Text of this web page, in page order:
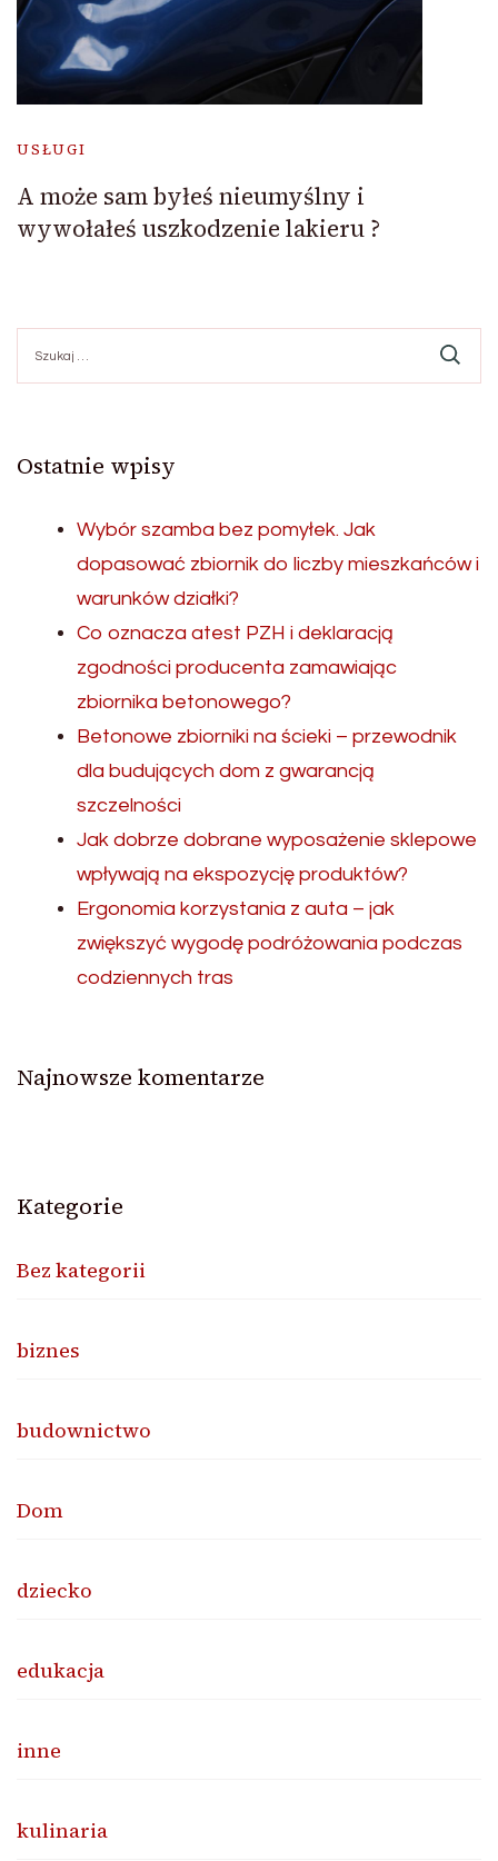
USŁUGI
A może sam byłeś nieumyślny i
wywołałeś uszkodzenie lakieru ?
Ostatnie wpisy
Wybór szamba bez pomyłek. Jak
dopasować zbiornik do liczby mieszkańców i
warunków działki?
Co oznacza atest PZH i deklaracją
zgodności producenta zamawiając
zbiornika betonowego?
Betonowe zbiorniki na ścieki – przewodnik
dla budujących dom z gwarancją
szczelności
Jak dobrze dobrane wyposażenie sklepowe
wpływają na ekspozycję produktów?
Ergonomia korzystania z auta – jak
zwiększyć wygodę podróżowania podczas
codziennych tras
Najnowsze komentarze
Kategorie
Bez kategorii
biznes
budownictwo
Dom
dziecko
edukacja
inne
kulinaria